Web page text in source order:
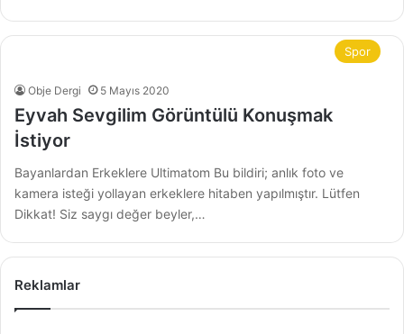
Spor
Obje Dergi 5 Mayıs 2020
Eyvah Sevgilim Görüntülü Konuşmak
İstiyor
Bayanlardan Erkeklere Ultimatom Bu bildiri; anlık foto ve
kamera isteği yollayan erkeklere hitaben yapılmıştır. Lütfen
Dikkat! Siz saygı değer beyler,…
Reklamlar